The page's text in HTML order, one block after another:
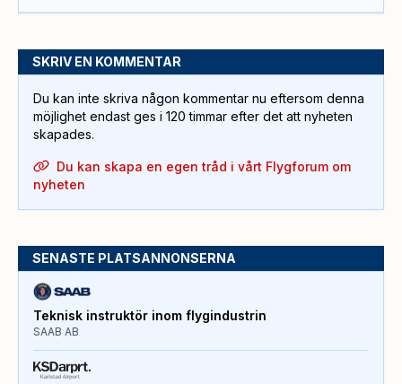
SKRIV EN KOMMENTAR
Du kan inte skriva någon kommentar nu eftersom denna
möjlighet endast ges i 120 timmar efter det att nyheten
skapades.
Du kan skapa en egen tråd i vårt Flygforum om
nyheten
SENASTE PLATSANNONSERNA
Teknisk instruktör inom flygindustrin
SAAB AB